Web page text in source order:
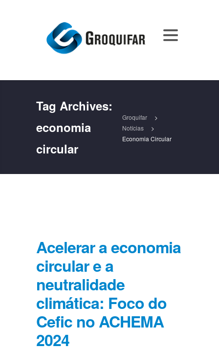
Tag Archives:
economia
circular
Groquifar
>
Notícias
>
Economia Circular
Acelerar a economia
circular e a
neutralidade
climática: Foco do
Cefic no ACHEMA
2024